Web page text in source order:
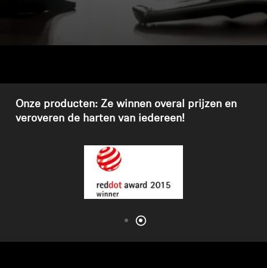
Koptelefoononderdelen en accessoires
Gehoor per categorie
Originele gehooronderdelengehoor en accessoires
Soundbars
Onze producten: Ze winnen overal prijzen en
veroveren de harten van iedereen!